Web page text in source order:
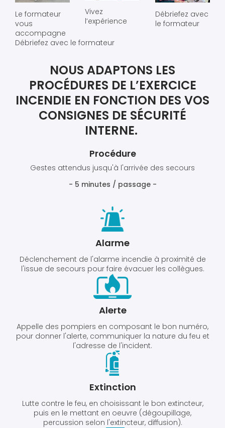
Le formateur
vous
accompagne
Vivez
l’expérience
Débriefez avec
le formateur
Débriefez avec le formateur
NOUS ADAPTONS LES
PROCÉDURES DE L’EXERCICE
INCENDIE EN FONCTION DES VOS
CONSIGNES DE SÉCURITÉ
INTERNE.
Procédure
Gestes attendus jusqu'à l'arrivée des secours
- 5 minutes / passage -
Alarme
Déclenchement de l'alarme incendie à proximité de
l'issue de secours pour faire évacuer les collègues.
Alerte
Appelle des pompiers en composant le bon numéro,
pour donner l'alerte, communiquer la nature du feu et
l'adresse de l'incident.
Extinction
Lutte contre le feu, en choisissant le bon extincteur,
puis en le mettant en oeuvre (dégoupillage,
percussion selon l'extincteur, diffusion).